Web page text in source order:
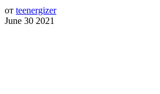
от teenergizer
June 30 2021